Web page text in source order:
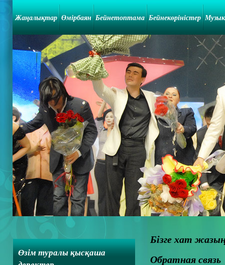
Жаңалықтар Өмірбаян Бейнетоптама Бейнекөріністер
Өзім туралы қысқаша
Бізге хат
Обратная связь